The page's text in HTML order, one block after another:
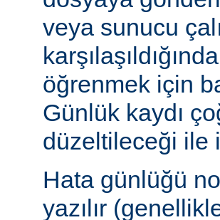
veya sunucu
öğrenmek için
Günlük kaydı
düzeltileceği ile
Hata günlüğü
yazılır